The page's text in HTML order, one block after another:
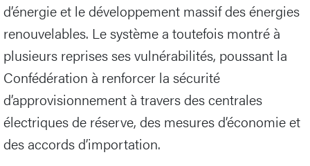
d’énergie et le développement massif des énergies
renouvelables. Le système a toutefois montré à
plusieurs reprises ses vulnérabilités, poussant la
Confédération à renforcer la sécurité
d’approvisionnement à travers des centrales
électriques de réserve, des mesures d’économie et
des accords d’importation.